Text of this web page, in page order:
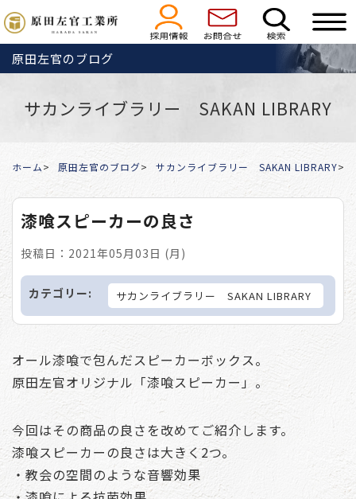
原田左官のブログ
サカンライブラリー SAKAN LIBRARY
ホーム 原田左官のブログ サカンライブラリー SAKAN LIBRARY
漆喰スピーカーの良さ
投稿日：2021年05月03日 (月)
カテゴリー: サカンライブラリー SAKAN LIBRARY
オール漆喰で包んだスピーカーボックス。
原田左官オリジナル「漆喰スピーカー」。
今回はその商品の良さを改めてご紹介します。
漆喰スピーカーの良さは大きく2つ。
・教会の空間のような音響効果